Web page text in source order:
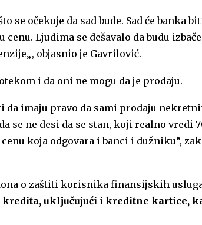
očekuje da sad bude. Sad će banka
Ljudima se dešavalo da budu
objasnio je Gavrilović.
i da oni ne mogu da je prodaju.
da imaju pravo da sami prodaju
ne desi da se stan, koji realno vredi
koja odgovara i banci i dužniku“,
o zaštiti korisnika finansijskih
uključujući i kreditne kartice,